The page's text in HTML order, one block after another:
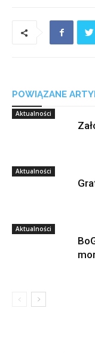
POWIĄZANE
Aktualności
Aktualności
Aktualności